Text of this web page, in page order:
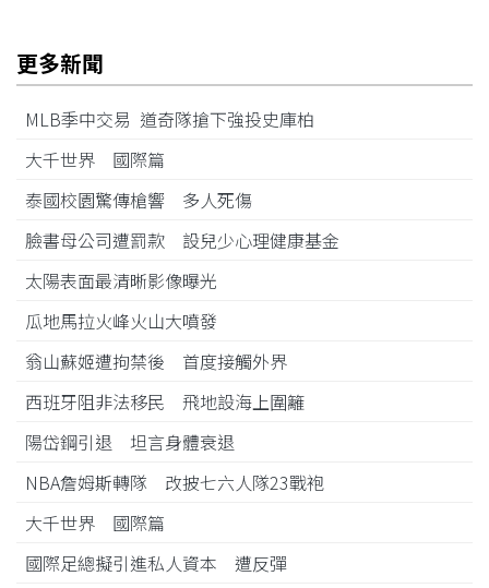
更多新聞
MLB季中交易 道奇隊搶下強投史庫柏
大千世界 國際篇
泰國校園驚傳槍響 多人死傷
臉書母公司遭罰款 設兒少心理健康基金
太陽表面最清晰影像曝光
瓜地馬拉火峰火山大噴發
翁山蘇姬遭拘禁後 首度接觸外界
西班牙阻非法移民 飛地設海上圍籬
陽岱鋼引退 坦言身體衰退
NBA詹姆斯轉隊 改披七六人隊23戰袍
大千世界 國際篇
國際足總擬引進私人資本 遭反彈